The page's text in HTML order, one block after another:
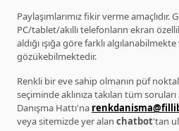
Paylaşımlarımız fikir verme amaçlıdır.
PC/tablet/akıllı telefonların ekran
aldığı ışığa göre farklı
gözükebilmektedir.
Renkli bir eve sahip olmanın püf
seçiminde aklınıza takılan tüm
Danışma Hattı'na
veya sitemizde yer alan chatbot'tan